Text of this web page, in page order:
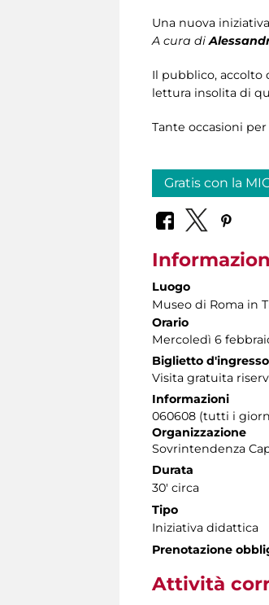
Una nuova
A cura di
Il pubblico, accolto
lettura insolita di
Tante occasioni
Gratis con la
Luogo
Museo di Roma in
Orario
Mercoledì 6
Biglietto d'ingresso
Visita gratuita
Informazioni
060608 (tutti i
Organizzazione
Sovrintendenza
Durata
30' circa
Tipo
Iniziativa didattica
Prenotazione
Attività